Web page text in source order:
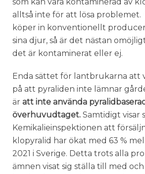
alltså inte för att lösa problemet.
köper in konventionellt
sina djur, så är det nästan
det är kontaminerat eller ej.
Enda sättet för lantbrukarna att
på att pyraliden inte lämnar
är att inte använda
överhuvudtaget. Samtidigt visar
Kemikalieinspektionen att
klopyralid har ökat med 63 %
2021 i Sverige. Detta trots alla
ämnen visat sig ställa till med